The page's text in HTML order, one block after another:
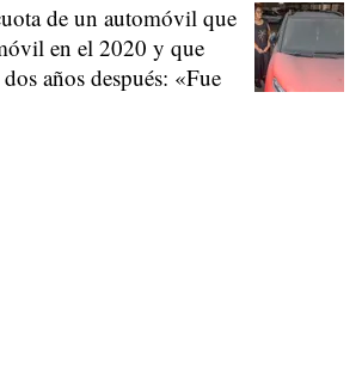
de un automóvil que
en el 2020 y que
años después: «Fue